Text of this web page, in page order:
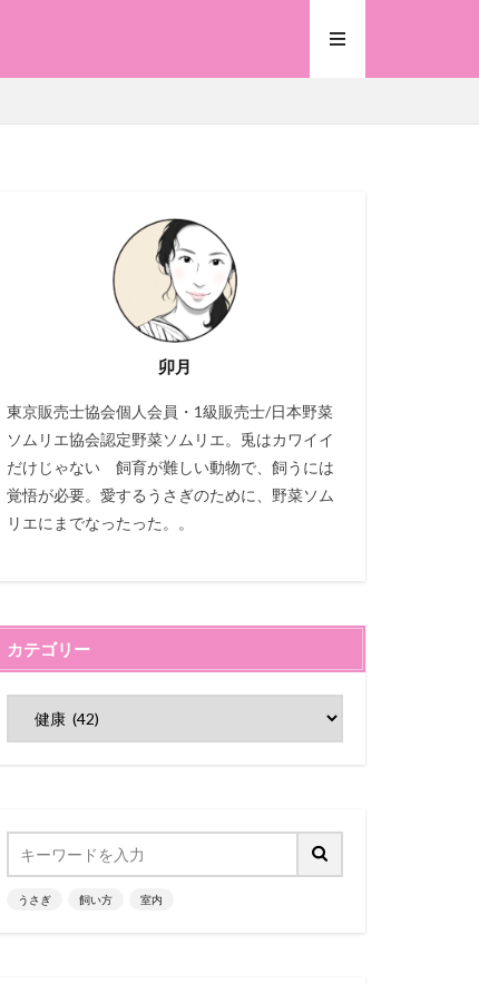
卯月
東京販売士協会個人会員・1級販売士/日本野菜
ソムリエ協会認定野菜ソムリエ。兎はカワイイ
だけじゃない 飼育が難しい動物で、飼うには
覚悟が必要。愛するうさぎのために、野菜ソム
リエにまでなったった。。
カテゴリー
うさぎ 飼い方 室内